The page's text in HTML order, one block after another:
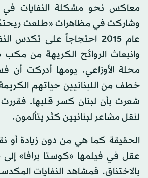
معاكس نحو مشكلة النفايات
وشاركت في مظاهرات «طلعت
عام 2015 احتجاجاً على تكدس
وانبعاث الروائح الكريهة من مكب
محلة الأوزاعي. يومها أدركت أن
خطف من اللبنانيين حياتهم
شعرت بأن لبنان كسر قلبها. فقررت
لنقل مشاعر لبنانيين كثر يتألمون.
الحقيقة كما هي من دون زيادة أو
عقل في فيلمها «كوستا برافا»
بالاختناق. فمشاهد النفايات